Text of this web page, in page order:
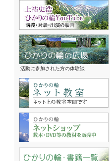
活動に参加された方の体験談